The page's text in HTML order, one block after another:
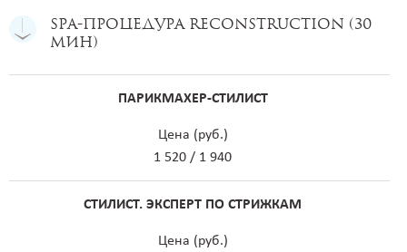
SPA-процедура RECONSTRUCTION (30
мин)
ПАРИКМАХЕР-СТИЛИСТ
Цена (руб.)
1 520 / 1 940
СТИЛИСТ. ЭКСПЕРТ ПО СТРИЖКАМ
Цена (руб.)